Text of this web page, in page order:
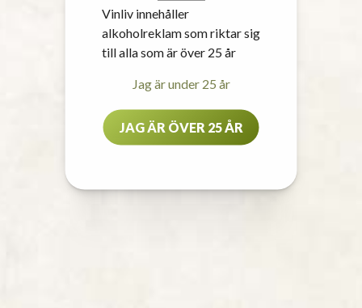
Vinliv innehåller
alkoholreklam som riktar sig
till alla som är över 25 år
Jag är under 25 år
JAG ÄR ÖVER 25 ÅR